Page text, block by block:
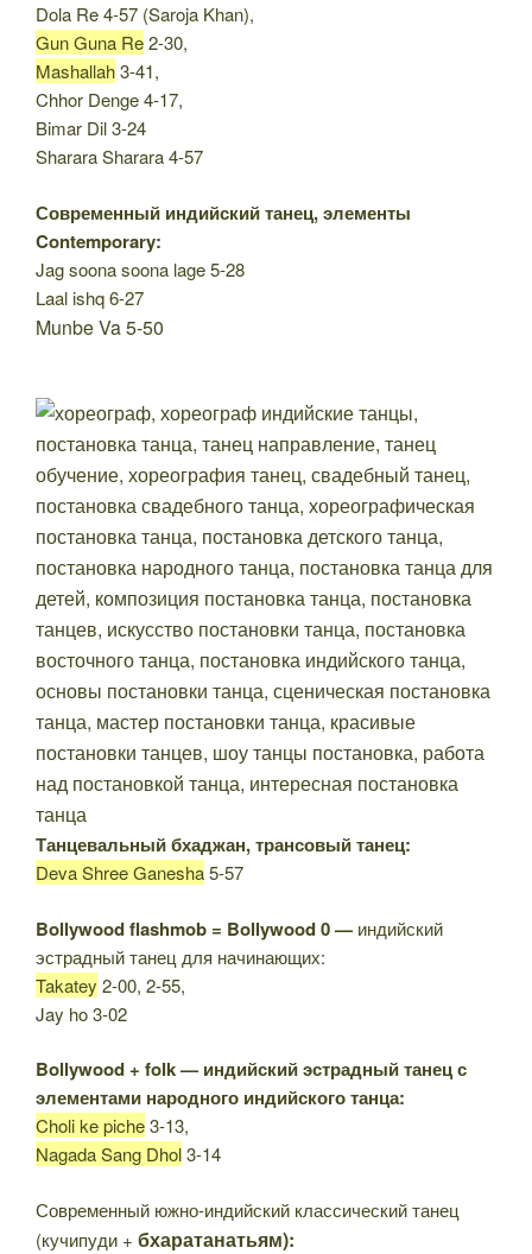
Dola Re 4-57 (Saroja Khan),
Gun Guna Re2-30,
Mashallah3-41,
Chhor Denge 4-17,
Bimar Dil 3-24
Sharara Sharara 4-57
Современный индийский танец, элементы
Contemporary:
Jag soona soona lage 5-28
Laal ishq 6-27
Munbe Va 5-50
Танцевальный бхаджан, трансовый танец:
Deva Shree Ganesha5-57
Bollywood flashmob = Bollywood 0 — индийский
эстрадный танец для начинающих:
Takatey 2-00, 2-55,
Jay ho 3-02
Bollywood + folk — индийский эстрадный танец с
элементами народного индийского танца:
Choli ke piche3-13,
Nagada Sang Dhol3-14
Современный южно-индийский классический танец
(кучипуди + бхаратанатьям):